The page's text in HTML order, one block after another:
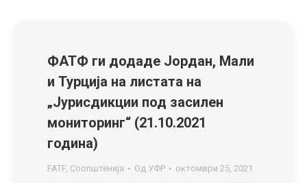
ФАТФ ги додаде Јордан, Мали
и Турција на листата на
„Јурисдикции под засилен
мониторинг“ (21.10.2021
година)
FATF, Соопштенија Од УФР
октомври 25, 2021